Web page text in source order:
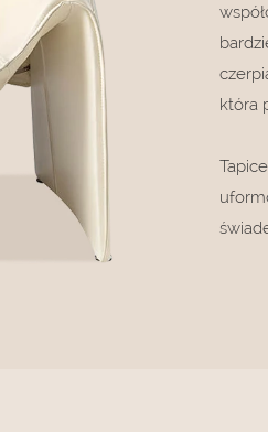
która